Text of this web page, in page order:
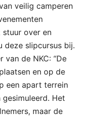
veilig camperen
stuur over en
deze slipcursus bij.
van de NKC: “De
en op de
een apart terrein
Het
maar de